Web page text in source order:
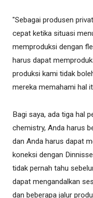
"Sebagai produsen
cepat ketika situasi
memproduksi dengan
harus dapat
produksi kami tidak
mereka memahami hal
Bagi saya, ada tiga hal
chemistry, Anda harus
dan Anda harus dapat
koneksi dengan
tidak pernah tahu
dapat mengandalkan
dan beberapa jalur